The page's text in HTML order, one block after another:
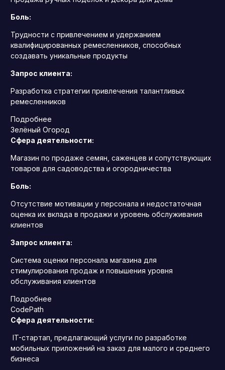
Боль:
Трудности с привлечением и удержанием
квалифицированных ремесленников, способных
создавать уникальные продукты
Запрос клиента:
Разработка стратегии привлечения талантливых
ремесленников
Подробнее
Зелёный Огород
Сфера деятельности:
Магазин по продаже семян, саженцев и сопутствующих
товаров для садоводства и огородничества
Боль:
Отсутствие мотивации у персонала и недостаточная
оценка их вклада в продажи и уровень обслуживания
клиентов
Запрос клиента:
Система оценки персонала магазина для
стимулирования продаж и повышения уровня
обслуживания клиентов
Подробнее
CodePath
Сфера деятельности:
IT-стартап, предлагающий услуги по разработке
мобильных приложений на заказ для малого и среднего
бизнеса